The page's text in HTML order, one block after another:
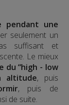
pendant une
seulement un
suffisant et
Le mieux
du “high - low
altitude, puis
, puis de
de suite.